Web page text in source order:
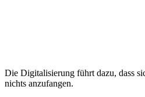
Die Digitalisierung führt dazu, dass
nichts anzufangen.